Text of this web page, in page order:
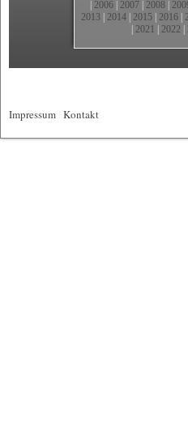
2006 2007 2008
2013 2014 2015 2016
2021 2022
Impressum Kontakt